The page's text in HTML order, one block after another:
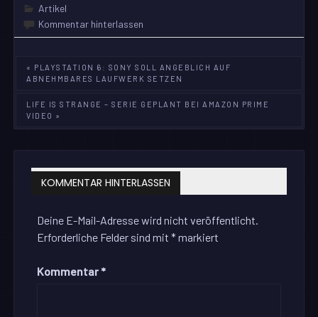
Artikel
Kommentar hinterlassen
Beitragsnavigation
« PLAYSTATION 6: SONY SOLL ANGEBLICH AUF
ABNEHMBARES LAUFWERK SETZEN
LIFE IS STRANGE – SERIE GEPLANT BEI AMAZON PRIME
VIDEO »
KOMMENTAR HINTERLASSEN
Deine E-Mail-Adresse wird nicht veröffentlicht.
Erforderliche Felder sind mit*markiert
Kommentar *